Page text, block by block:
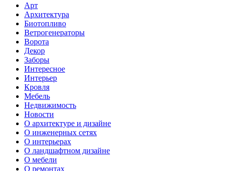
Арт
Архитектура
Биотопливо
Ветрогенераторы
Ворота
Декор
Заборы
Интересное
Интерьер
Кровля
Мебель
Недвижимость
Новости
О архитектуре и дизайне
О инженерных сетях
О интерьерах
О ландшафтном дизайне
О мебели
О ремонтах